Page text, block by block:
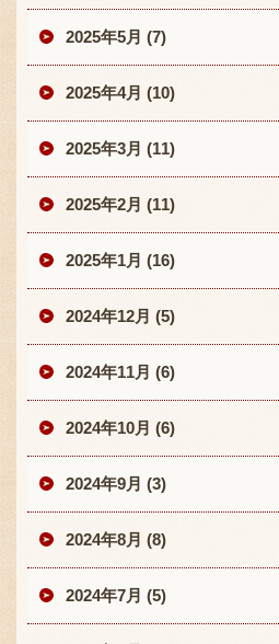
2025年5月 (7)
2025年4月 (10)
2025年3月 (11)
2025年2月 (11)
2025年1月 (16)
2024年12月 (5)
2024年11月 (6)
2024年10月 (6)
2024年9月 (3)
2024年8月 (8)
2024年7月 (5)